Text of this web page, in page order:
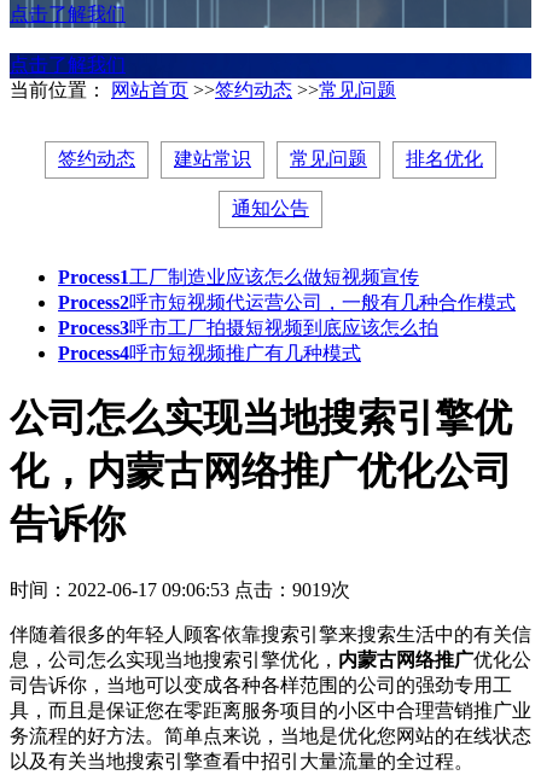
点击了解我们
点击了解我们
当前位置：
网站首页 >>签约动态 >>常见问题
签约动态 建站常识 常见问题 排名优化
通知公告
Process1工厂制造业应该怎么做短视频宣传
Process2呼市短视频代运营公司，一般有几种合作模式
Process3呼市工厂拍摄短视频到底应该怎么拍
Process4呼市短视频推广有几种模式
公司怎么实现当地搜索引擎优
化，内蒙古网络推广优化公司
告诉你
时间：2022-06-17 09:06:53 点击：9019次
伴随着很多的年轻人顾客依靠搜索引擎来搜索生活中的有关信
息，公司怎么实现当地搜索引擎优化， 内蒙古网络推广优化公
司告诉你，当地可以变成各种各样范围的公司的强劲专用工
具，而且是保证您在零距离服务项目的小区中合理营销推广业
务流程的好方法。简单点来说，当地是优化您网站的在线状态
以及有关当地搜索引擎查看中招引大量流量的全过程。